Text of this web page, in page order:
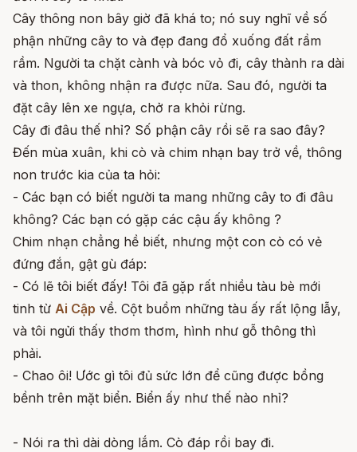
Cây thông non bây giờ đã khá to; nó suy nghĩ về số
phận những cây to và đẹp đang đổ xuống đất rầm
rầm. Người ta chặt cành và bóc vỏ đi, cây thành ra dài
và thon, không nhận ra được nữa. Sau đó, người ta
đặt cây lên xe ngựa, chở ra khỏi rừng.
Cây đi đâu thế nhỉ? Số phận cây rồi sẽ ra sao đây?
Đến mùa xuân, khi cò và chim nhạn bay trở về, thông
non trước kia của ta hỏi:
- Các bạn có biết người ta mang những cây to đi đâu
không? Các bạn có gặp các cậu ấy không ?
Chim nhạn chẳng hề biết, nhưng một con cò có vẻ
đứng đắn, gật gù đáp:
- Có lẽ tôi biết đấy! Tôi đã gặp rất nhiều tàu bè mới
tinh từ Ai Cập về. Cột buồm những tàu ấy rất lộng lẫy,
và tôi ngửi thấy thơm thơm, hình như gỗ thông thì
phải.
- Chao ôi! Ước gì tôi đủ sức lớn để cũng được bồng
bềnh trên mặt biển. Biển ấy như thế nào nhỉ?
- Nói ra thì dài dòng lắm. Cò đáp rồi bay đi.